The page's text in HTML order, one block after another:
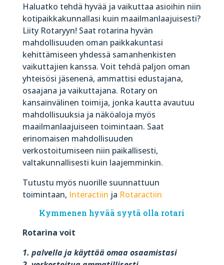
Haluatko tehdä hyvää ja vaikuttaa asioihin niin
kotipaikkakunnallasi kuin maailmanlaajuisesti?
Liity Rotaryyn! Saat rotarina hyvän
mahdollisuuden oman paikkakuntasi
kehittämiseen yhdessä samanhenkisten
vaikuttajien kanssa. Voit tehdä paljon oman
yhteisösi jäsenenä, ammattisi edustajana,
osaajana ja vaikuttajana. Rotary on
kansainvälinen toimija, jonka kautta avautuu
mahdollisuuksia ja näköaloja myös
maailmanlaajuiseen toimintaan. Saat
erinomaisen mahdollisuuden
verkostoitumiseen niin paikallisesti,
valtakunnallisesti kuin laajemminkin.
Tutustu myös nuorille suunnattuun
toimintaan, Interactiin ja Rotaractiin
Kymmenen hyvää syytä olla rotari
Rotarina voit
1. palvella ja käyttää omaa osaamistasi